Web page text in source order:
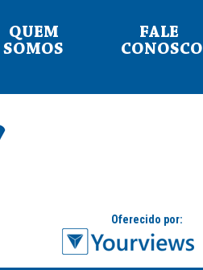
QUEM
SOMOS
FALE
CONOSCO